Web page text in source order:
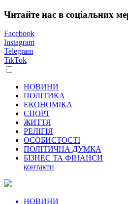
Читайте нас в соціальних
Facebook
Instagram
Telegram
TikTok
НОВИНИ
ПОЛІТИКА
ЕКОНОМІКА
СПОРТ
ЖИТТЯ
РЕЛІГІЯ
ОСОБИСТОСТІ
ПОЛІТИЧНА ДУМКА
БІЗНЕС ТА ФІНАНСИ
контакти
НОВИНИ